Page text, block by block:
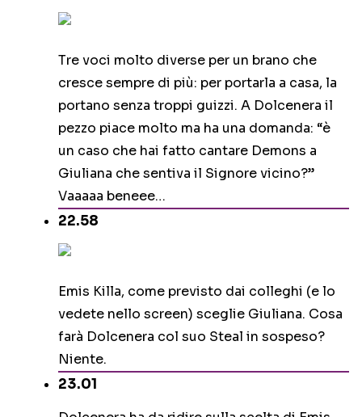
Tre voci molto diverse per un brano che
cresce sempre di più: per portarla a casa, la
portano senza troppi guizzi. A Dolcenera il
pezzo piace molto ma ha una domanda: “è
un caso che hai fatto cantare Demons a
Giuliana che sentiva il Signore vicino?”
Vaaaaa beneee…
22.58
Emis Killa, come previsto dai colleghi (e lo
vedete nello screen) sceglie Giuliana. Cosa
farà Dolcenera col suo Steal in sospeso?
Niente.
23.01